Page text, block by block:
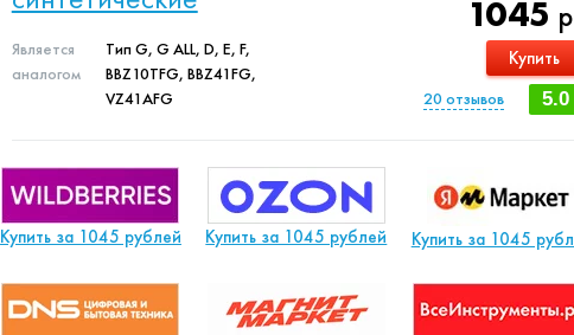
Является
аналогом
Тип G, G ALL, D, E, F,
BBZ10TFG, BBZ41FG,
VZ41AFG
1045
Купить
5.0
20 отзывов
Купить за 1045 рублей Купить за 1045 рублей Купить за 1045